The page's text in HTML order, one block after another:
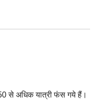
से अधिक यात्री फंस गये हैं।